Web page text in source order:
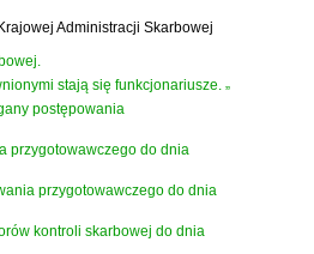
Administracji Skarbowej
stają się funkcjonariusze. ”
postępowania
przygotowawczego do dnia
przygotowawczego do dnia
kontroli skarbowej do dnia